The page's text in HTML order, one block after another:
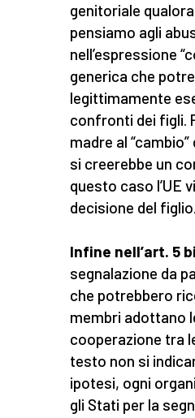
genitoriale
pensiamo agli
nell’espressione
generica che
legittimamente
confronti dei figli.
madre al
si creerebbe un
questo caso l’UE
decisione del figlio.
Infine nell’art. 5
segnalazione da
che potrebbero
membri adottano
cooperazione tra
testo non si
ipotesi, ogni
gli Stati per la